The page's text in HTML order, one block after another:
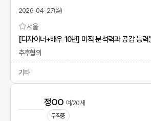
2026-04-27(월)
서울
추후협의
기타
정OO 여/20세
구직중